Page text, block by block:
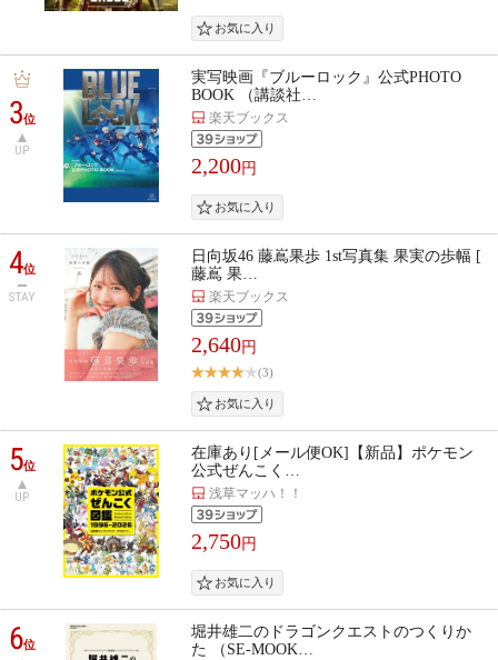
3位
UP
実写映画『ブルーロック』公式PHOTO
BOOK （講談社…
楽天ブックス
2,200円
4位
STAY
日向坂46 藤嶌果歩 1st写真集 果実の歩幅 [
藤嶌 果…
楽天ブックス
2,640円
(3)
5位
UP
在庫あり[メール便OK]【新品】ポケモン
公式ぜんこく…
浅草マッハ！！
2,750円
6位
堀井雄二のドラゴンクエストのつくりか
た （SE-MOOK…